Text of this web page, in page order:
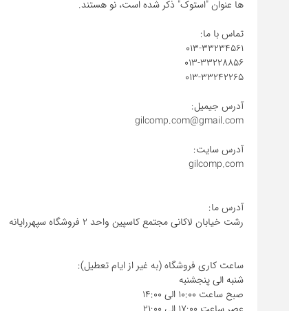
gilcomp.com@gmail.com
gilcomp.com